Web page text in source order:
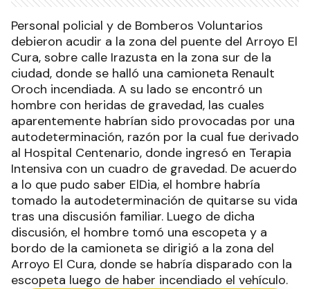
Personal policial y de Bomberos Voluntarios
debieron acudir a la zona del puente del Arroyo El
Cura, sobre calle Irazusta en la zona sur de la
ciudad, donde se halló una camioneta Renault
Oroch incendiada. A su lado se encontró un
hombre con heridas de gravedad, las cuales
aparentemente habrían sido provocadas por una
autodeterminación, razón por la cual fue derivado
al Hospital Centenario, donde ingresó en Terapia
Intensiva con un cuadro de gravedad. De acuerdo
a lo que pudo saber ElDia, el hombre habría
tomado la autodeterminación de quitarse su vida
tras una discusión familiar. Luego de dicha
discusión, el hombre tomó una escopeta y a
bordo de la camioneta se dirigió a la zona del
Arroyo El Cura, donde se habría disparado con la
escopeta luego de haber incendiado el vehículo.